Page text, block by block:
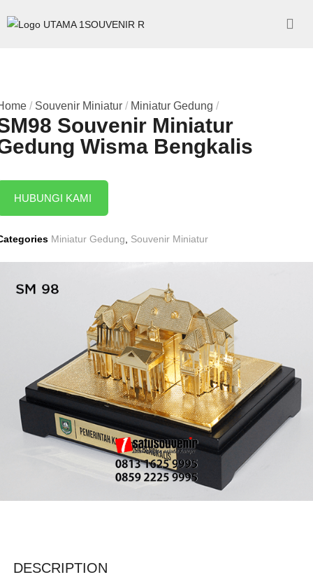
/ Souvenir Miniatur / Miniatur Gedung /
Souvenir Miniatur
Wisma Bengkalis
HUBUNGI KAMI
Miniatur Gedung Souvenir Miniatur
DESCRIPTION